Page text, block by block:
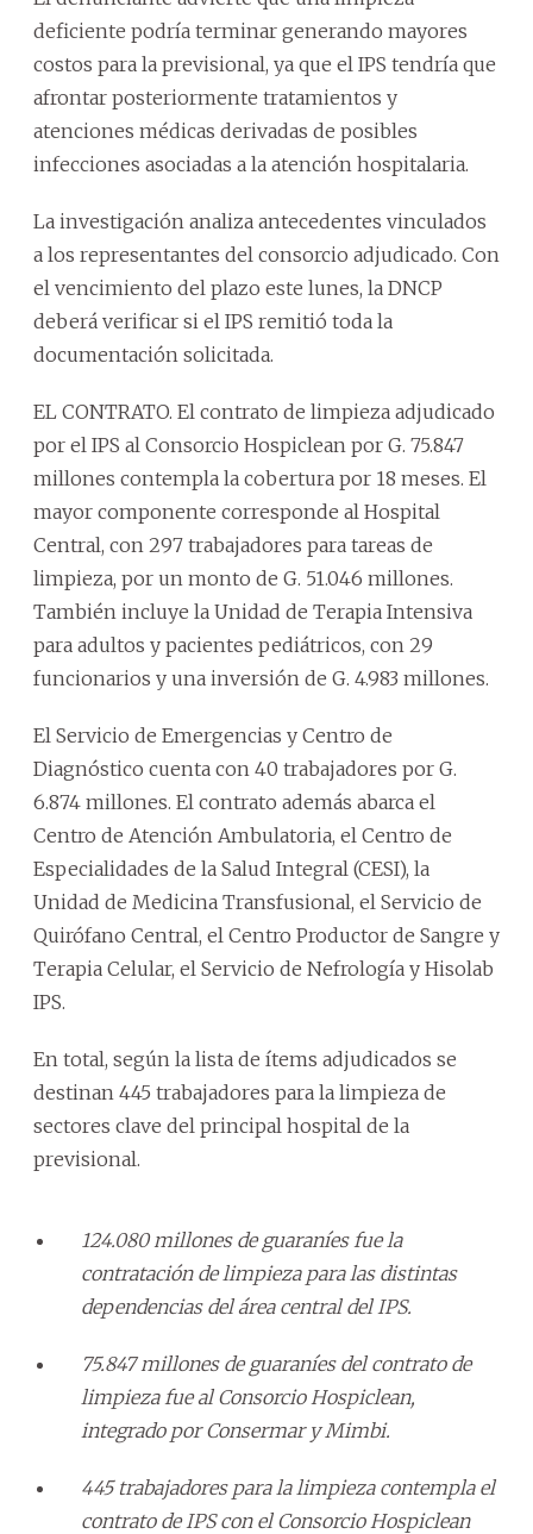
deficiente podría terminar generando mayores
costos para la previsional, ya que el IPS tendría que
afrontar posteriormente tratamientos y
atenciones médicas derivadas de posibles
infecciones asociadas a la atención hospitalaria.
La investigación analiza antecedentes vinculados
a los representantes del consorcio adjudicado. Con
el vencimiento del plazo este lunes, la DNCP
deberá verificar si el IPS remitió toda la
documentación solicitada.
EL CONTRATO. El contrato de limpieza adjudicado
por el IPS al Consorcio Hospiclean por G. 75.847
millones contempla la cobertura por 18 meses. El
mayor componente corresponde al Hospital
Central, con 297 trabajadores para tareas de
limpieza, por un monto de G. 51.046 millones.
También incluye la Unidad de Terapia Intensiva
para adultos y pacientes pediátricos, con 29
funcionarios y una inversión de G. 4.983 millones.
El Servicio de Emergencias y Centro de
Diagnóstico cuenta con 40 trabajadores por G.
6.874 millones. El contrato además abarca el
Centro de Atención Ambulatoria, el Centro de
Especialidades de la Salud Integral (CESI), la
Unidad de Medicina Transfusional, el Servicio de
Quirófano Central, el Centro Productor de Sangre y
Terapia Celular, el Servicio de Nefrología y Hisolab
IPS.
En total, según la lista de ítems adjudicados se
destinan 445 trabajadores para la limpieza de
sectores clave del principal hospital de la
previsional.
124.080 millones de guaraníes fue la
contratación de limpieza para las distintas
dependencias del área central del IPS.
75.847 millones de guaraníes del contrato de
limpieza fue al Consorcio Hospiclean,
integrado por Consermar y Mimbi.
445 trabajadores para la limpieza contempla el
contrato de IPS con el Consorcio Hospiclean